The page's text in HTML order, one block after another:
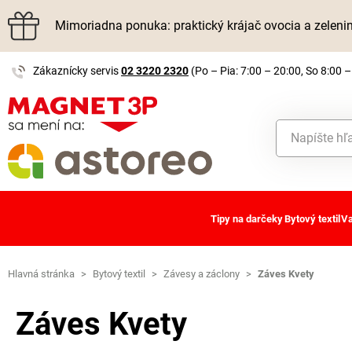
Mimoriadna ponuka: praktický krájač ovocia a
Zákaznícky servis02 3220 2320 (Po – Pia: 7:00 – 20:00, So 8:00
Tipy na darčekyBytový textil
Hlavná stránka > Bytový textil > Závesy a záclony > Záves Kvety
Záves Kvety